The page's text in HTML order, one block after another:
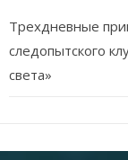
Трехдневные
следопытского
света»